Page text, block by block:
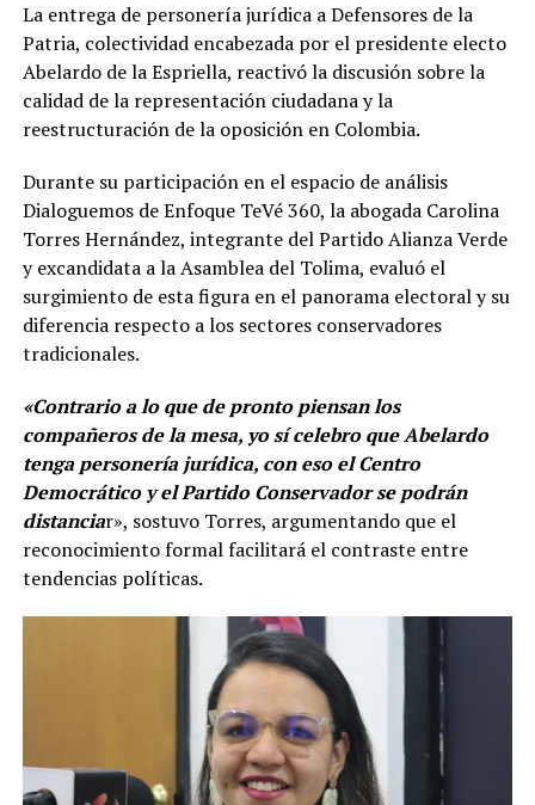
La entrega de personería jurídica a Defensores de la
Patria, colectividad encabezada por el presidente electo
Abelardo de la Espriella, reactivó la discusión sobre la
calidad de la representación ciudadana y la
reestructuración de la oposición en Colombia.
Durante su participación en el espacio de análisis
Dialoguemos de Enfoque TeVé 360, la abogada Carolina
Torres Hernández, integrante del Partido Alianza Verde
y excandidata a la Asamblea del Tolima, evaluó el
surgimiento de esta figura en el panorama electoral y su
diferencia respecto a los sectores conservadores
tradicionales.
«Contrario a lo que de pronto piensan los
compañeros de la mesa, yo sí celebro que Abelardo
tenga personería jurídica, con eso el Centro
Democrático y el Partido Conservador se podrán
distanciar», sostuvo Torres, argumentando que el
reconocimiento formal facilitará el contraste entre
tendencias políticas.